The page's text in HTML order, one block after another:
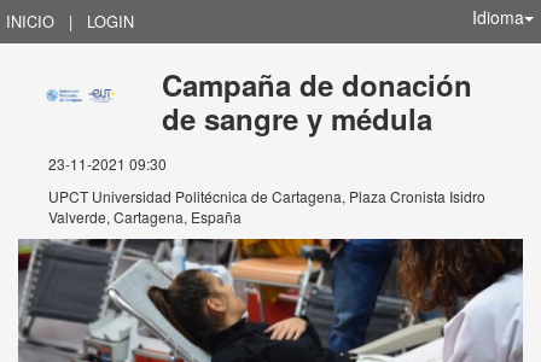
INICIO | LOGIN Idioma
Campaña de donación
de sangre y médula
23-11-2021 09:30
UPCT Universidad Politécnica de Cartagena, Plaza Cronista Isidro
Valverde, Cartagena, España